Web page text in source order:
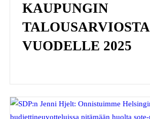
KAUPUNGIN
TALOUSARVIOSTA
VUODELLE 2025